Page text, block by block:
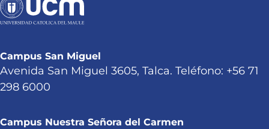
Campus San Miguel
Avenida San Miguel 3605, Talca. Teléfono: +56 71
298 6000
Campus Nuestra Señora del Carmen